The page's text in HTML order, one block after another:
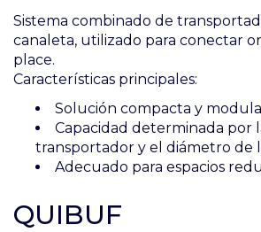
Sistema combinado de
canaleta, utilizado para conectar
place.
Características principales:
Solución compacta y
Capacidad determinada por
transportador y el diámetro de
Adecuado para espacios
QUIBUF